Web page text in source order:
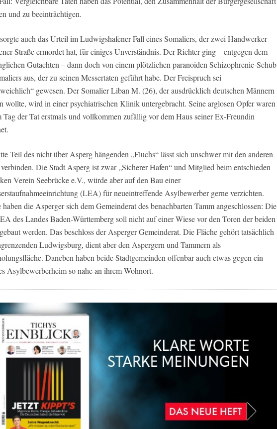
und zu beeinträchtigen.
auch das Urteil im Ludwigshafener Fall eines Somaliers, der zwei Handwerker
Straße ermordet hat, für einiges Unverständnis. Der Richter ging – entgegen dem
Gutachten – dann doch von einem plötzlichen paranoiden Schizophrenie-Schub
aus, der zu seinen Messertaten geführt habe. Der Freispruch sei
gewesen. Der Somalier Liban M. (26), der ausdrücklich deutschen Männern
wollte, wird in einer psychiatrischen Klinik untergebracht. Seine arglosen Opfer waren
Tag der Tat erstmals und vollkommen zufällig vor dem Haus seiner Ex-Freundin
Teil des nicht über Asperg hängenden „Fluchs“ lässt sich unschwer mit den anderen
Die Stadt Asperg ist zwar „Sicherer Hafen“ und Mitglied beim entschieden
Verein Seebrücke e.V., würde aber auf den Bau einer
(LEA) für neueintreffende Asylbewerber gerne verzichten.
haben die Asperger sich dem Gemeinderat des benachbarten Tamm angeschlossen: Die
des Landes Baden-Württemberg soll nicht auf einer Wiese vor den Toren der beiden
werden. Das beschloss der Asperger Gemeinderat. Die Fläche gehört tatsächlich
Ludwigsburg, dient aber den Aspergern und Tammern als
Daneben haben beide Stadtgemeinden offenbar auch etwas gegen ein
Asylbewerberheim so nahe an ihrem Wohnort.